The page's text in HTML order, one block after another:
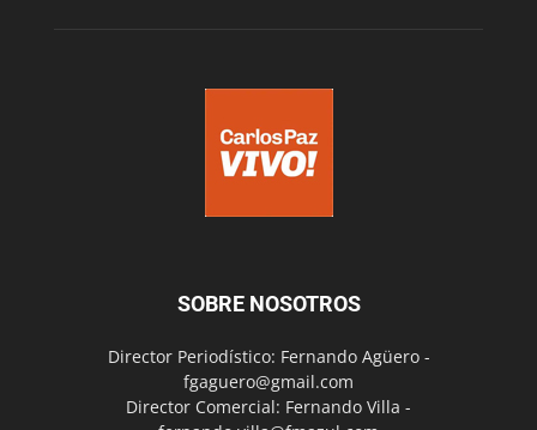
SOBRE NOSOTROS
Director Periodístico: Fernando Agüero -
fgaguero@gmail.com
Director Comercial: Fernando Villa -